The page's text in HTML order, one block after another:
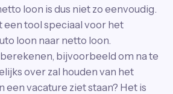
loon is dus niet zo eenvoudig.
een tool speciaal voor het
loon naar netto loon.
bijvoorbeeld om na te
over zal houden van het
een vacature ziet staan? Het is